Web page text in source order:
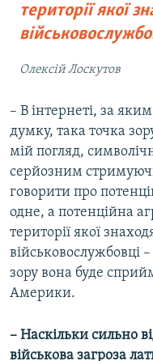
території якої
Олексій Лоскутов
– В інтернеті, за
думку, така точка
мій погляд,
серйозним
говорити про
одне, а потенційна
території якої
військовослужбовці
зору вона буде
Америки.
– Наскільки сильно
військова загроза